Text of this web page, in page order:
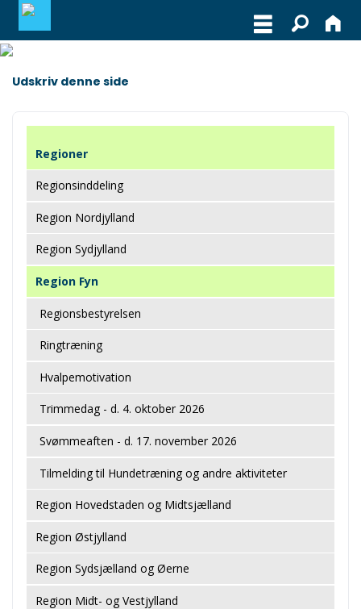
MEDLEMSLOGIN
BLIV MEDLEM
WEBSHOP
Udskriv denne side
Regioner
Regionsinddeling
Region Nordjylland
Region Sydjylland
Region Fyn
Regionsbestyrelsen
Ringtræning
Hvalpemotivation
Trimmedag - d. 4. oktober 2026
Svømmeaften - d. 17. november 2026
Tilmelding til Hundetræning og andre aktiviteter
Region Hovedstaden og Midtsjælland
Region Østjylland
Region Sydsjælland og Øerne
Region Midt- og Vestjylland